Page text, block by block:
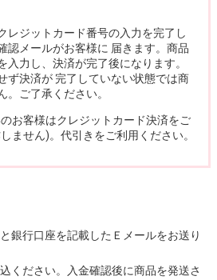
レジットカード番号の入力を完了し
認メールがお客様に 届きます。商品
入力し、決済が完了後になります。
ず決済が 完了していない状態では商
。ご了承ください。
お客様はクレジットカード決済をご
ません)。代引きをご利用ください。
銀行口座を記載したＥメールをお送り
ください。入金確認後に商品を発送さ